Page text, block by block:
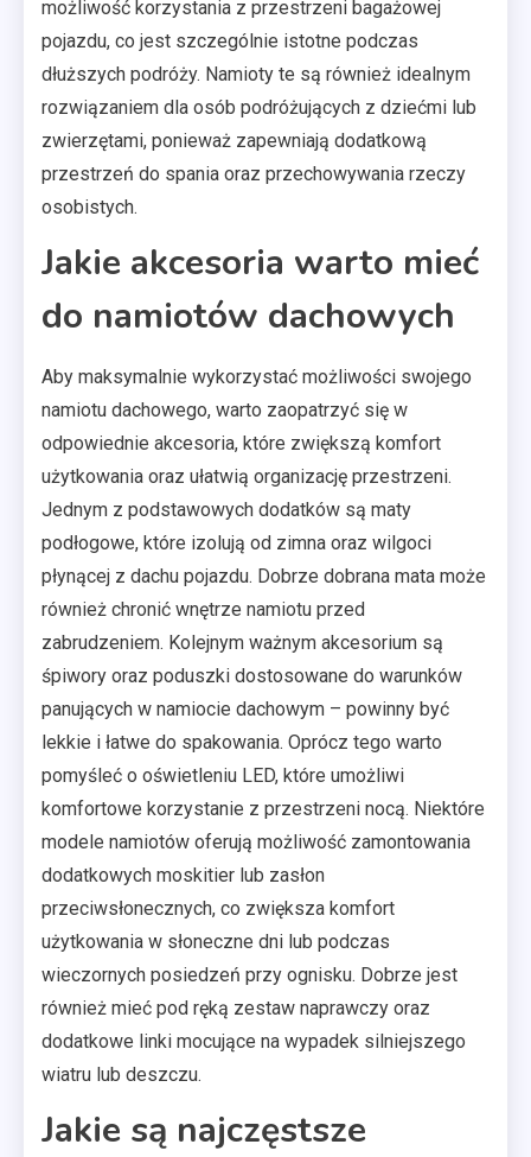
możliwość korzystania z przestrzeni bagażowej
pojazdu, co jest szczególnie istotne podczas
dłuższych podróży. Namioty te są również idealnym
rozwiązaniem dla osób podróżujących z dziećmi lub
zwierzętami, ponieważ zapewniają dodatkową
przestrzeń do spania oraz przechowywania rzeczy
osobistych.
Jakie akcesoria warto mieć
do namiotów dachowych
Aby maksymalnie wykorzystać możliwości swojego
namiotu dachowego, warto zaopatrzyć się w
odpowiednie akcesoria, które zwiększą komfort
użytkowania oraz ułatwią organizację przestrzeni.
Jednym z podstawowych dodatków są maty
podłogowe, które izolują od zimna oraz wilgoci
płynącej z dachu pojazdu. Dobrze dobrana mata może
również chronić wnętrze namiotu przed
zabrudzeniem. Kolejnym ważnym akcesorium są
śpiwory oraz poduszki dostosowane do warunków
panujących w namiocie dachowym – powinny być
lekkie i łatwe do spakowania. Oprócz tego warto
pomyśleć o oświetleniu LED, które umożliwi
komfortowe korzystanie z przestrzeni nocą. Niektóre
modele namiotów oferują możliwość zamontowania
dodatkowych moskitier lub zasłon
przeciwsłonecznych, co zwiększa komfort
użytkowania w słoneczne dni lub podczas
wieczornych posiedzeń przy ognisku. Dobrze jest
również mieć pod ręką zestaw naprawczy oraz
dodatkowe linki mocujące na wypadek silniejszego
wiatru lub deszczu.
Jakie są najczęstsze